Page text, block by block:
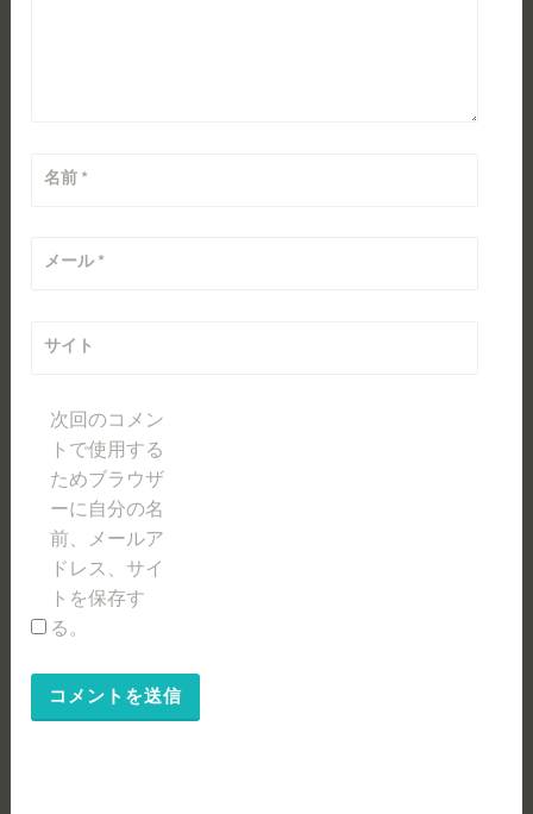
名前 *
メール*
サイト
次回のコメン
トで使用する
ためブラウザ
ーに自分の名
前、メールア
ドレス、サイ
トを保存す
る。